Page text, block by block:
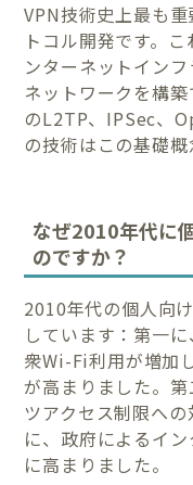
VPN技術史上最も
トコル開発です。
ンターネットイン
ネットワークを構
のL2TP、IPSec、
の技術はこの基礎概
なぜ2010年代に
のですか？
2010年代の個人向
しています：第一
衆Wi-Fi利用が増加
が高まりました。
ツアクセス制限へ
に、政府によるイ
に高まりました。